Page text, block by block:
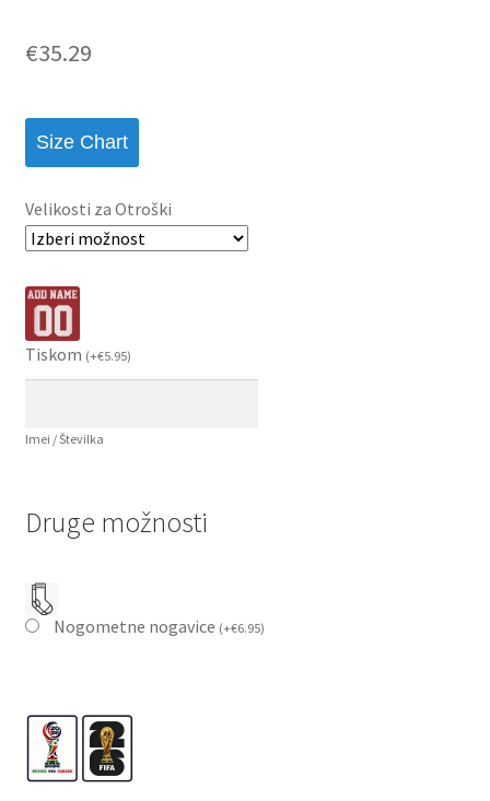
€35.29
Size Chart
Velikosti za Otroški
Tiskom (+€5.95)
Imei / Številka
Druge možnosti
Nogometne nogavice (+€6.95)